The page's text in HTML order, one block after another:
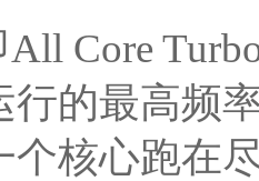
Core
行的最高频
个核心跑在